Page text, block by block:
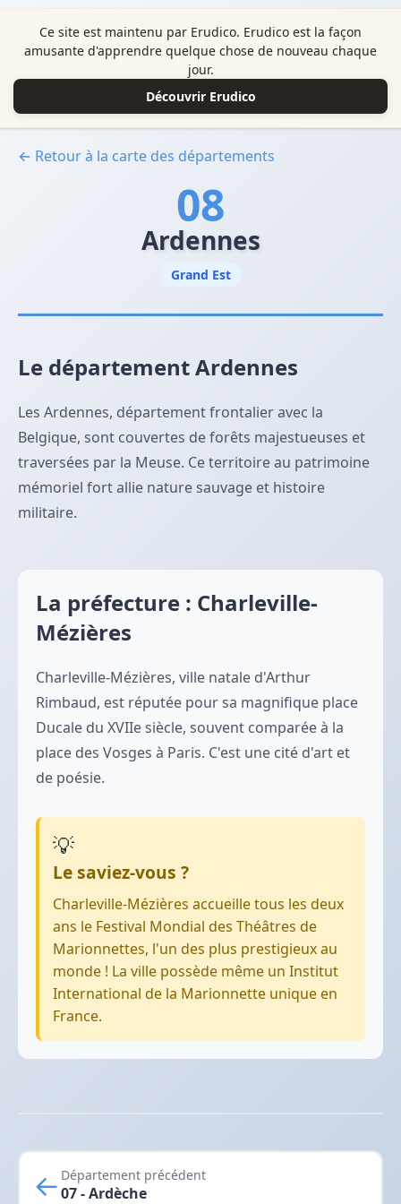
Ce site est maintenu par Erudico. Erudico est la façon
amusante d'apprendre quelque chose de nouveau chaque
jour.
Découvrir Erudico
← Retour à la carte des départements
08
Ardennes
Grand Est
Le département Ardennes
Les Ardennes, département frontalier avec la
Belgique, sont couvertes de forêts majestueuses et
traversées par la Meuse. Ce territoire au patrimoine
mémoriel fort allie nature sauvage et histoire
militaire.
La préfecture : Charleville-
Mézières
Charleville-Mézières, ville natale d'Arthur
Rimbaud, est réputée pour sa magnifique place
Ducale du XVIIe siècle, souvent comparée à la
place des Vosges à Paris. C'est une cité d'art et
de poésie.
💡
Le saviez-vous ?
Charleville-Mézières accueille tous les deux
ans le Festival Mondial des Théâtres de
Marionnettes, l'un des plus prestigieux au
monde ! La ville possède même un Institut
International de la Marionnette unique en
France.
← Département précédent
07 - Ardèche